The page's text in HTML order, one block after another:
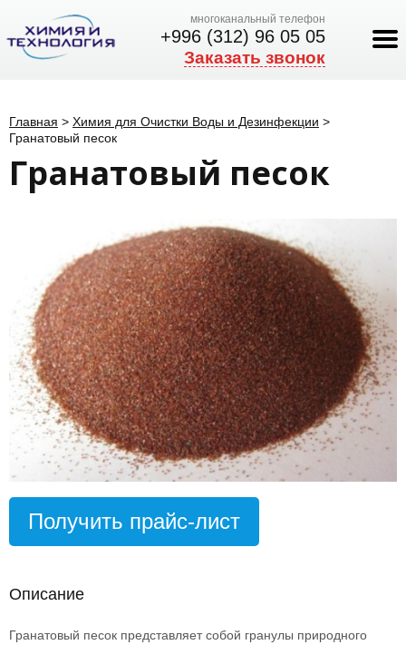
многоканальный телефон
+996 (312) 96 05 05
Заказать звонок
Главная > Химия для Очистки Воды и Дезинфекции >
Гранатовый песок
Гранатовый песок
Получить прайс-лист
Описание
Гранатовый песок представляет собой гранулы природного